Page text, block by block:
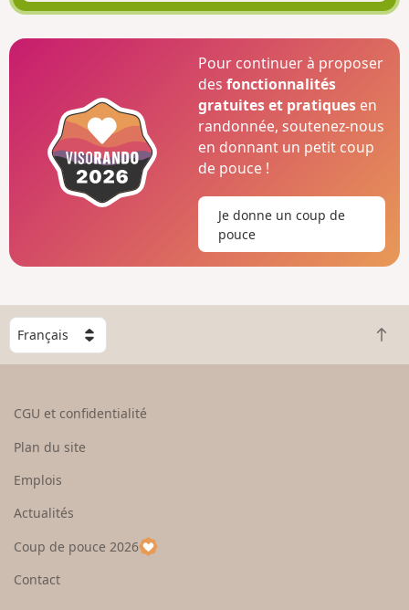
Pour continuer à proposer
desfonctionnalités
gratuites et pratiques en
randonnée, soutenez-nous
en donnant un petit coup
de pouce !
Je donne un coup de
pouce
C
h
o
e
u
p
a
R
e
CGU et confidentialité
Plan du site
Emplois
Actualités
Coup de pouce 2026
Contact